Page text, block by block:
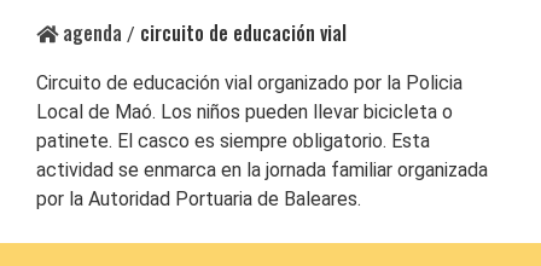
agenda / circuito de educación vial
Circuito de educación vial organizado por la Policia
Local de Maó. Los niños pueden llevar bicicleta o
patinete. El casco es siempre obligatorio. Esta
actividad se enmarca en la jornada familiar organizada
por la Autoridad Portuaria de Baleares.